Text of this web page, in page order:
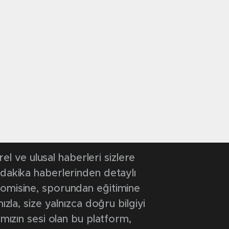
ve ulusal haberleri sizlere
haberlerinden detaylı
sporundan eğitimine
size yalnızca doğru bilgiyi
sesi olan bu platform,